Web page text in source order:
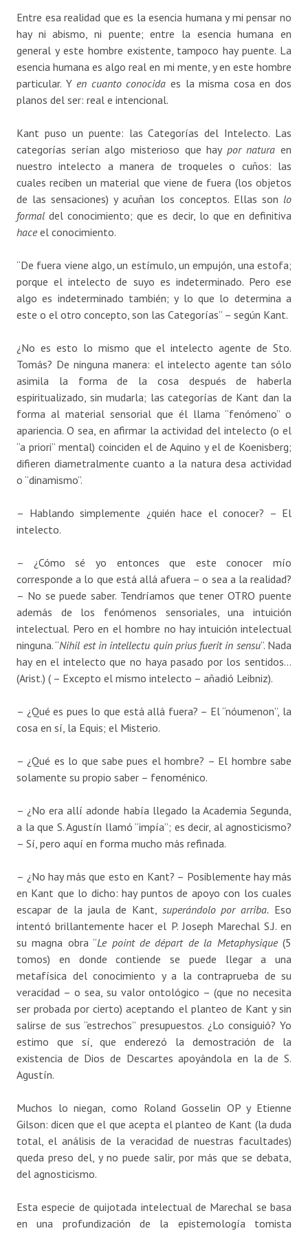
Entre esa realidad que es la esencia humana y mi pensar no
hay ni abismo, ni puente; entre la esencia humana en
general y este hombre existente, tampoco hay puente. La
esencia humana es algo real en mi mente, y en este hombre
particular. Yen cuanto conocidaes la misma cosa en dos
planos del ser: real e intencional.
Kant puso un puente: las Categorías del Intelecto. Las
categorías serían algo misterioso que hay por natura en
nuestro intelecto a manera de troqueles o cuños: las
cuales reciben un material que viene de fuera (los objetos
de las sensaciones) y acuñan los conceptos. Ellas son lo
formaldel conocimiento; que es decir, lo que en definitiva
haceel conocimiento.
“De fuera viene algo, un estímulo, un empujón, una estofa;
porque el intelecto de suyo es indeterminado. Pero ese
algo es indeterminado también; y lo que lo determina a
este o el otro concepto, son las Categorías” – según Kant.
¿No es esto lo mismo que el intelecto agente de Sto.
Tomás? De ninguna manera: el intelecto agente tan sólo
asimila la forma de la cosa después de haberla
espiritualizado, sin mudarla; las categorías de Kant dan la
forma al material sensorial que él llama “fenómeno” o
apariencia. O sea, en afirmar la actividad del intelecto (o el
“a priori” mental) coinciden el de Aquino y el de Koenisberg;
difieren diametralmente cuanto a la natura desa actividad
o “dinamismo”.
– Hablando simplemente ¿quién hace el conocer? – El
intelecto.
– ¿Cómo sé yo entonces que este conocer mío
corresponde a lo que está allá afuera – o sea a la realidad?
– No se puede saber. Tendríamos que tener OTRO puente
además de los fenómenos sensoriales, una intuición
intelectual. Pero en el hombre no hay intuición intelectual
ninguna. “Nihil est in intellectu quin prius fuerit in sensu”. Nada
hay en el intelecto que no haya pasado por los sentidos…
(Arist.) ( – Excepto el mismo intelecto – añadió Leibniz).
– ¿Qué es pues lo que está allá fuera? – El “nóumenon”, la
cosa en sí, la Equis; el Misterio.
– ¿Qué es lo que sabe pues el hombre? – El hombre sabe
solamente su propio saber – fenoménico.
– ¿No era allí adonde había llegado la Academia Segunda,
a la que S. Agustín llamó “impía”; es decir, al agnosticismo?
– Sí, pero aquí en forma mucho más refinada.
– ¿No hay más que esto en Kant? – Posiblemente hay más
en Kant que lo dicho: hay puntos de apoyo con los cuales
escapar de la jaula de Kant, superándolo por arriba. Eso
intentó brillantemente hacer el P. Joseph Marechal S.J. en
su magna obra “Le point de départ de la Metaphysique(5
tomos) en donde contiende se puede llegar a una
metafísica del conocimiento y a la contraprueba de su
veracidad – o sea, su valor ontológico – (que no necesita
ser probada por cierto) aceptando el planteo de Kant y sin
salirse de sus “estrechos” presupuestos. ¿Lo consiguió? Yo
estimo que sí, que enderezó la demostración de la
existencia de Dios de Descartes apoyándola en la de S.
Agustín.
Muchos lo niegan, como Roland Gosselin OP y Etienne
Gilson: dicen que el que acepta el planteo de Kant (la duda
total, el análisis de la veracidad de nuestras facultades)
queda preso del, y no puede salir, por más que se debata,
del agnosticismo.
Esta especie de quijotada intelectual de Marechal se basa
en una profundización de la epistemología tomista